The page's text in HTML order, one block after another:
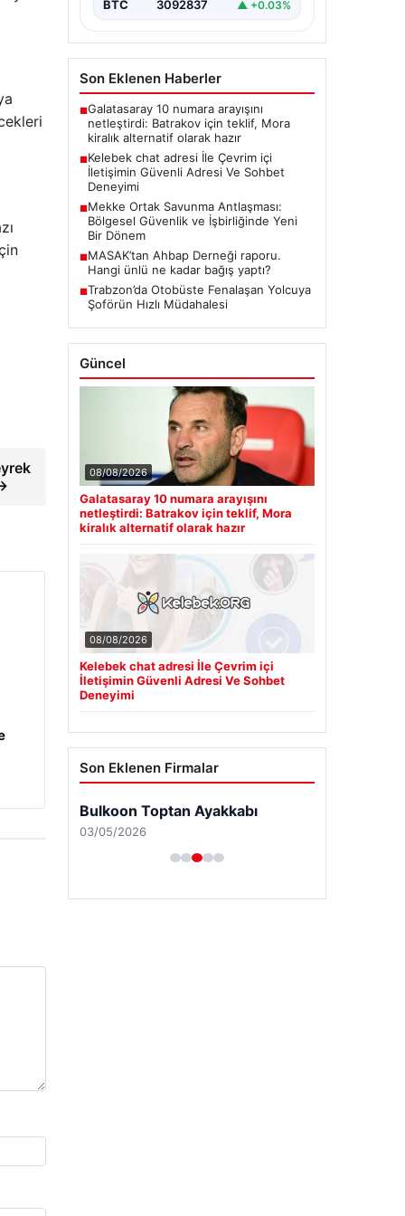
BTC 3092837 ▲ +0.03%
Son Eklenen Haberler
■Galatasaray 10 numara arayışını
netleştirdi: Batrakov için teklif, Mora
kiralık alternatif olarak hazır
■Kelebek chat adresi İle Çevrim içi
İletişimin Güvenli Adresi Ve Sohbet
Deneyimi
■Mekke Ortak Savunma Antlaşması:
Bölgesel Güvenlik ve İşbirliğinde Yeni
Bir Dönem
■MASAK’tan Ahbap Derneği raporu.
Hangi ünlü ne kadar bağış yaptı?
■Trabzon’da Otobüste Fenalaşan Yolcuya
Şoförün Hızlı Müdahalesi
Güncel
08/08/2026
Galatasaray 10 numara arayışını
netleştirdi: Batrakov için teklif, Mora
kiralık alternatif olarak hazır
08/08/2026
Kelebek chat adresi İle Çevrim içi
İletişimin Güvenli Adresi Ve Sohbet
Deneyimi
Son Eklenen Firmalar
Bulkoon Toptan Ayakkabı
03/05/2026